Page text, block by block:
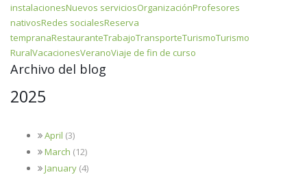
instalacionesNuevos serviciosOrganizaciónProfesores
nativosRedes socialesReserva
tempranaRestauranteTrabajoTransporteTurismoTurismo
RuralVacacionesVeranoViaje de fin de curso
Archivo del blog
2025
April (3)
March (12)
January (4)